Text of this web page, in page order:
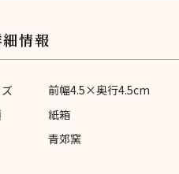
情報
前幅4.5×奥行4.5cm
紙箱
青郊窯